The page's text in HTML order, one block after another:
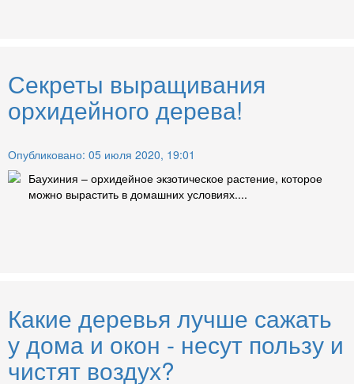
Секреты выращивания
орхидейного дерева!
Опубликовано: 05 июля 2020, 19:01
Баухиния – орхидейное экзотическое растение, которое
можно вырастить в домашних условиях....
Какие деревья лучше сажать
у дома и окон - несут пользу и
чистят воздух?